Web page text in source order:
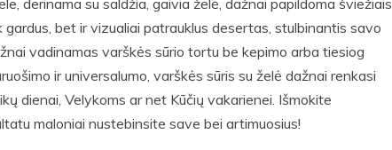
derinama su saldžia, gaivia želė, dažnai papildoma šviežiais
bet ir vizualiai patrauklus desertas, stulbinantis savo
vadinamas varškės sūrio tortu be kepimo arba tiesiog
ir universalumo, varškės sūris su želė dažnai renkasi
dienai, Velykoms ar net Kūčių vakarienei. Išmokite
maloniai nustebinsite save bei artimuosius!